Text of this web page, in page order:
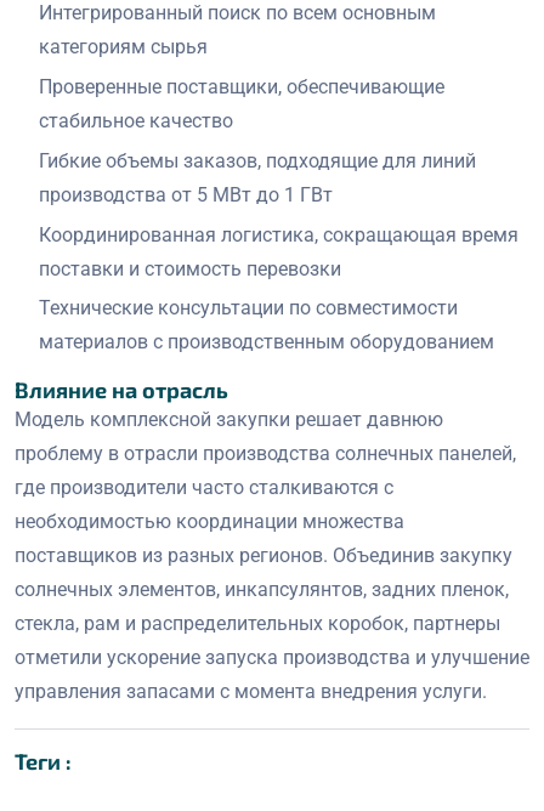
Интегрированный поиск по всем основным
категориям сырья
Проверенные поставщики, обеспечивающие
стабильное качество
Гибкие объемы заказов, подходящие для линий
производства от 5 МВт до 1 ГВт
Координированная логистика, сокращающая время
поставки и стоимость перевозки
Технические консультации по совместимости
материалов с производственным оборудованием
Влияние на отрасль
Модель комплексной закупки решает давнюю
проблему в отрасли производства солнечных панелей,
где производители часто сталкиваются с
необходимостью координации множества
поставщиков из разных регионов. Объединив закупку
солнечных элементов, инкапсулянтов, задних пленок,
стекла, рам и распределительных коробок, партнеры
отметили ускорение запуска производства и улучшение
управления запасами с момента внедрения услуги.
Теги :